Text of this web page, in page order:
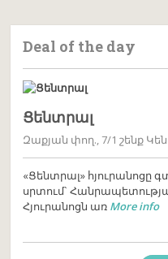
Deal of the day
Ցենտրալ
Զաքյան փող., 7/1 շենք
«Ցենտրալ» հյուրանոցը
սրտում`
Հյուրանոցն առ More info